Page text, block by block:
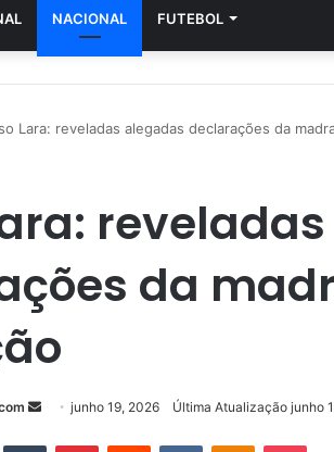
NACIONAL FUTEBOL
Lara: reveladas alegadas declarações da
da
Mandejunho 19, 2026 Última Atualização junho
Tumblr PinterestReddit VK OK